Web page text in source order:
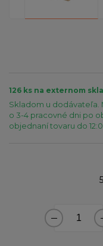
126 ks na externom
Skladom u dodávateľa.
o 3-4 pracovné dni po
objednaní tovaru do